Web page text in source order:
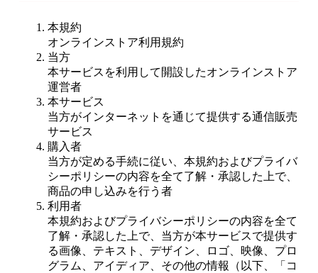
本規約
オンラインストア利用規約
当方
本サービスを利用して開設したオンラインストア
運営者
本サービス
当方がインターネットを通じて提供する通信販売
サービス
購入者
当方が定める手続に従い、本規約およびプライバ
シーポリシーの内容を全て了解・承認した上で、
商品の申し込みを行う者
利用者
本規約およびプライバシーポリシーの内容を全て
了解・承認した上で、当方が本サービスで提供す
る画像、テキスト、デザイン、ロゴ、映像、プロ
グラム、アイディア、その他の情報（以下、「コ